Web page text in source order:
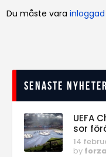
Du måste varainloggad
Senaste nyheter
UEFA
sor
14
by